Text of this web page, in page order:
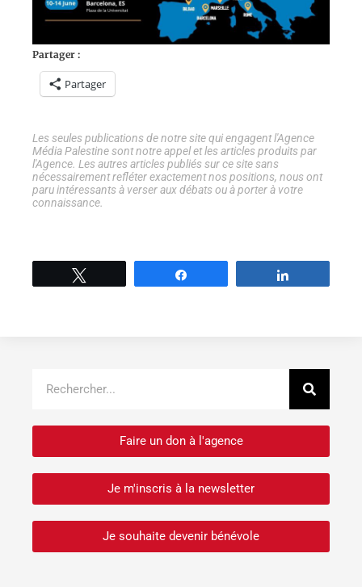
Partager :
Partager
Les seules publications de notre site qui engagent l'Agence
Média Palestine sont notre appel et les articles produits par
l'Agence. Les autres articles publiés sur ce site sans
nécessairement refléter exactement nos positions, nous ont
paru intéressants à verser aux débats ou à porter à votre
connaissance.
Faire un don à l'agence
Je m'inscris à la newsletter
Je souhaite devenir bénévole